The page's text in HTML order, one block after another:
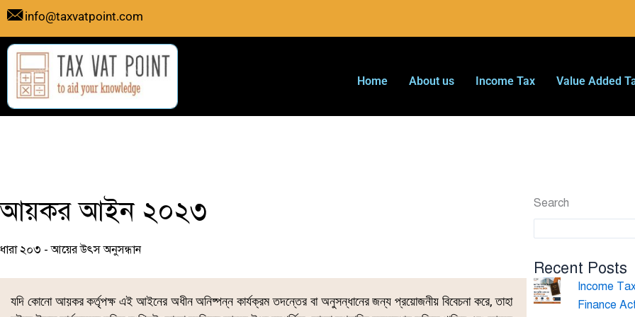
Skip
content
info@taxvatpoint.com
Home About us Income Tax Value Added
আয়কর আইন ২০২৩
ধারা ২০৩ - আয়ের উৎস অনুসন্ধান
যদি কোনো আয়কর কর্তৃপক্ষ এই আইনের অধীন অনিষ্পন্ন কার্যক্রম তদন্তের বা অনুসন্ধানের জন্য প্রয়োজনীয় বিবেচনা করে, তাহা
Search
Recent Posts
Income
Finance